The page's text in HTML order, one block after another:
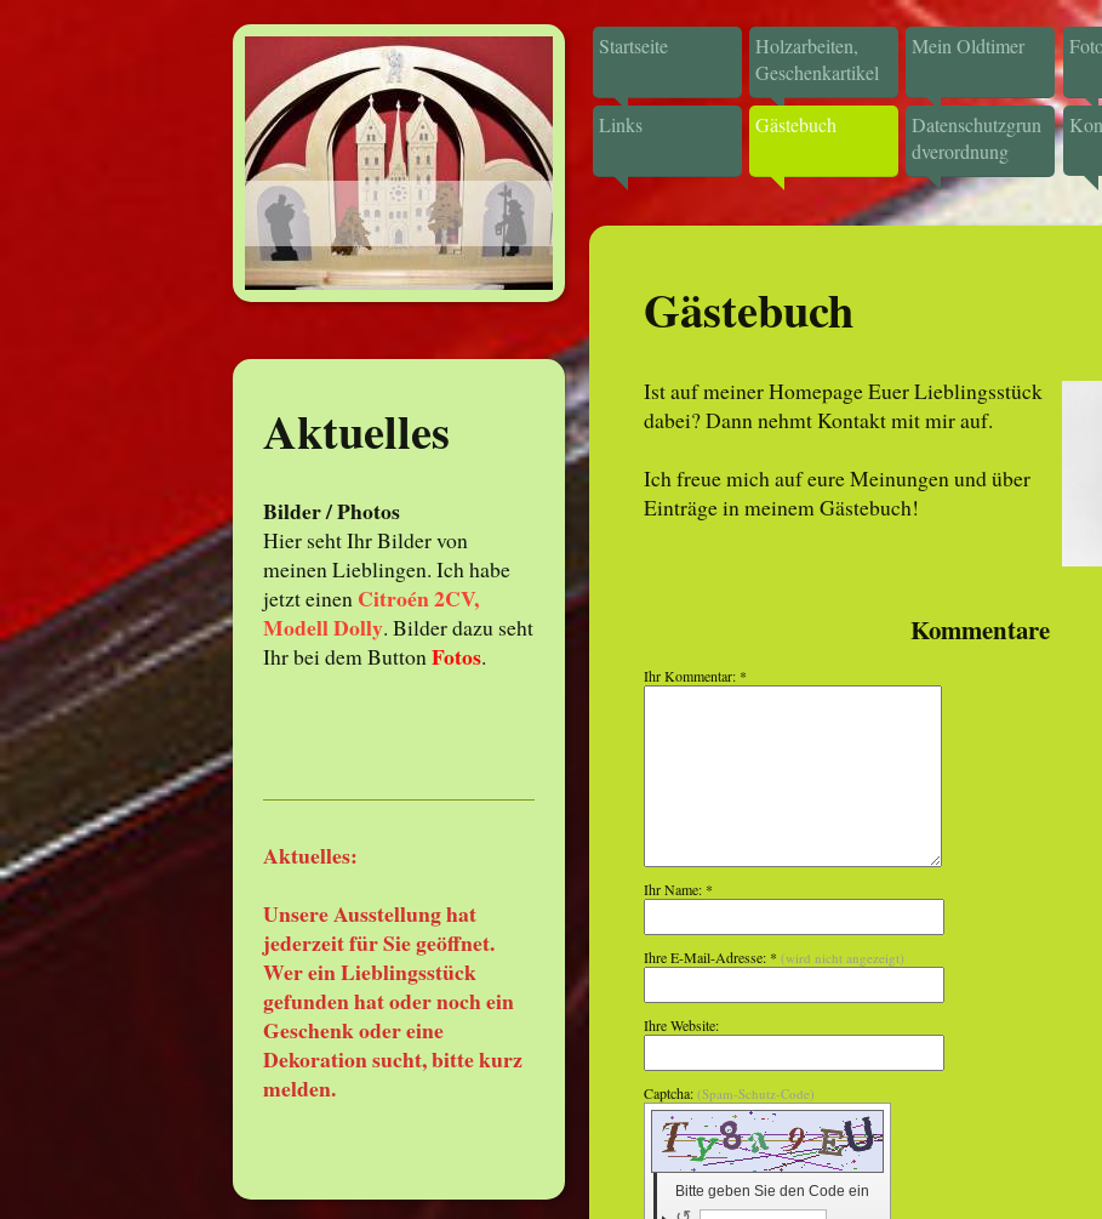
Aktuelles
Bilder / Photos
Hier seht Ihr Bilder von
meinen Lieblingen. Ich habe
jetzt einen Citroén 2CV,
Modell Dolly. Bilder dazu seht
Ihr bei dem ButtonFotos.
Aktuelles:
Unsere Ausstellung hat
jederzeit für Sie geöffnet.
Wer ein Lieblingsstück
gefunden hat oder noch ein
Geschenk oder eine
Dekoration sucht, bitte kurz
melden.
Startseite
Holzarbeiten,
Geschenkartikel
Mein Oldtimer
Links Gästebuch
Datenschutzgrun
dverordnung
Gästebuch
Ist auf meiner Homepage Euer Lieblingsstück
dabei? Dann nehmt Kontakt mit mir auf.
Ich freue mich auf eure Meinungen und über
Einträge in meinem Gästebuch!
Kommentare
Ihr Kommentar: *
Ihr Name: *
Ihre E-Mail-Adresse: * (wird nicht angezeigt)
Ihre Website:
Captcha: (Spam-Schutz-Code)
Bitte geben Sie den Code ein